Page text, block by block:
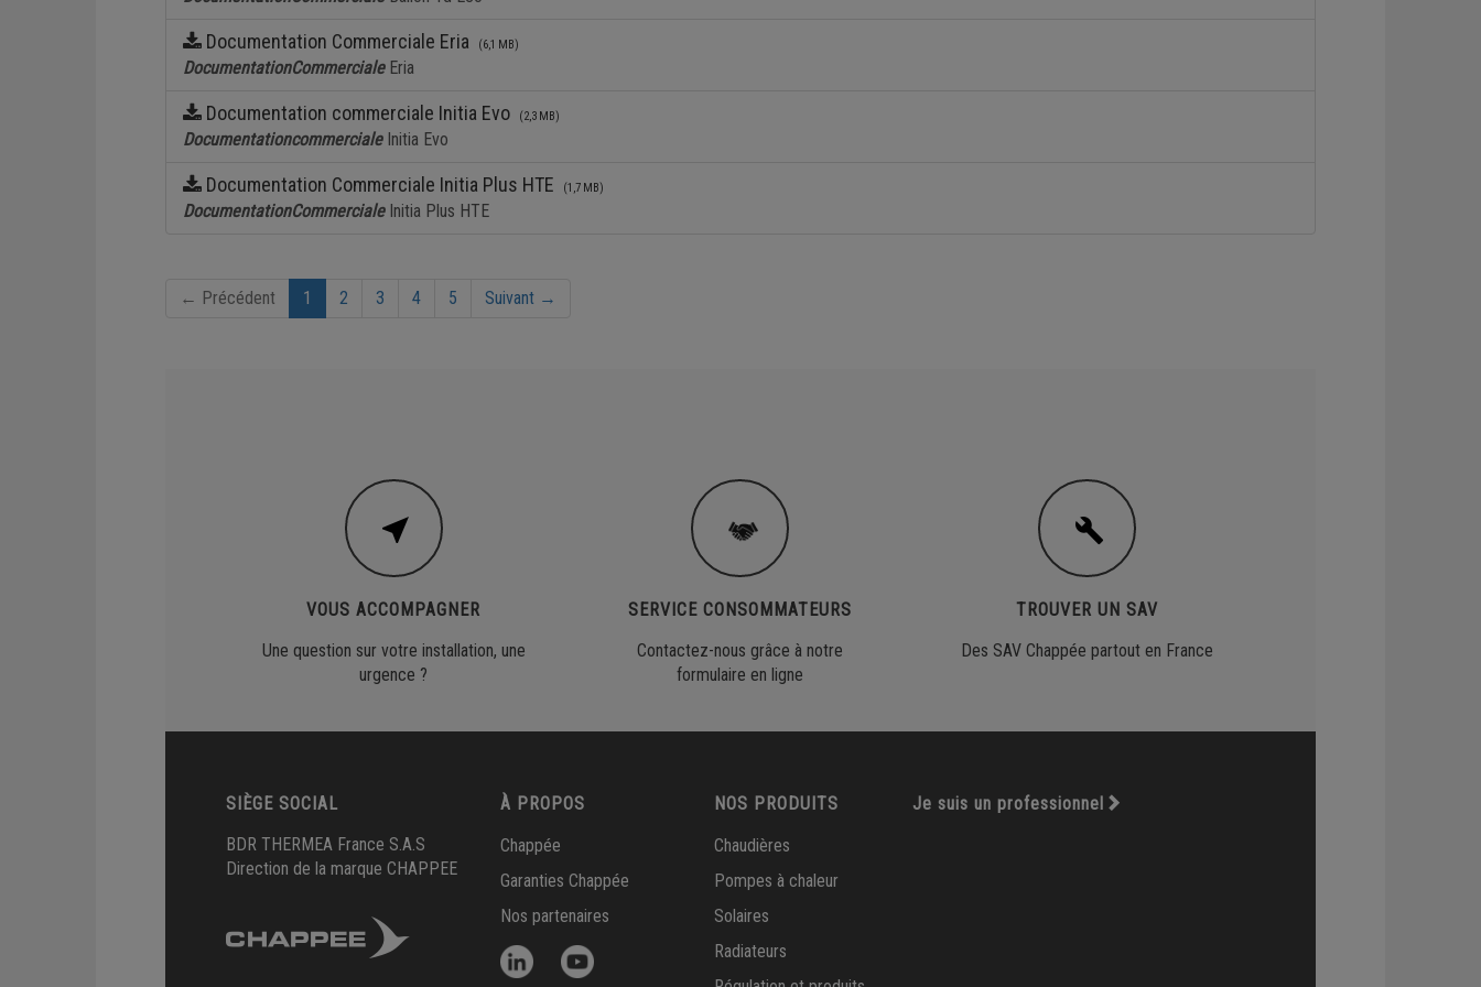
Régulation
Documentation Commerciale Eria (6,1 MB)
DocumentationCommercialeEria
Documentation commerciale Initia Evo (2,3 MB)
DocumentationcommercialeInitia Evo
Documentation Commerciale Initia Plus HTE (1,7 MB)
DocumentationCommercialeInitia Plus HTE
← Précédent 1 (current)
2 3 4 5 Suivant →
VOUS ACCOMPAGNER
Une question sur votre installation, une
urgence ?
SERVICE CONSOMMATEURS
Contactez-nous grâce à notre
formulaire en ligne
TROUVER UN SAV
Des SAV Chappée partout en France
Je suis un professionnel
À PROPOS
Chappée
Garanties Chappée
Nos partenaires
NOS PRODUITS
Chaudières
Pompes à chaleur
Solaires
Radiateurs
SIÈGE SOCIAL
BDR THERMEA France S.A.S
Direction de la marque CHAPPEE